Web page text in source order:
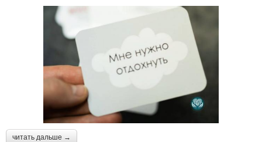
читать дальше →